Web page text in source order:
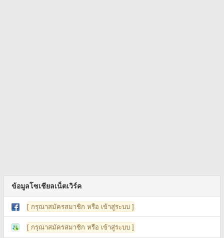
ข้อมูลโซเชียลเน็ตเวิร์ค
[ กรุณาสมัครสมาชิก หรือ เข้าสู่ระบบ ]
[ กรุณาสมัครสมาชิก หรือ เข้าสู่ระบบ ]